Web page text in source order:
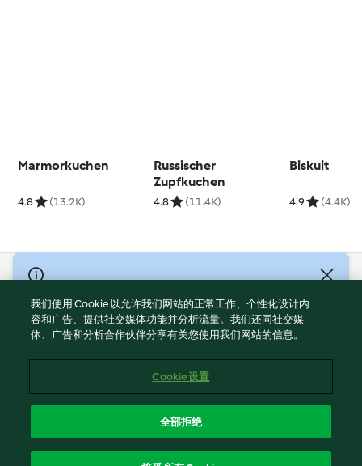
Marmorkuchen
4.8 (13.2K)
Russischer
Zupfkuchen
4.8 (11.4K)
Biskuit
4.9 (4.4K)
© Copyright 2021-2023 福维克信息科技(上海)有限公司 版权所有
2026
使用规定
Cookies
ICP许可证号：沪通信管自贸[2026]3号
我们使用 Cookie 以允许我们网站的正常工作、个性化设计内
容和广告、提供社交媒体功能并分析流量。我们还同社交媒
体、广告和分析合作伙伴分享有关您使用我们网站的信息。
Cookie 设置
全部拒绝